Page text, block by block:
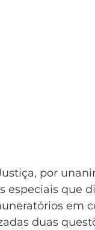
por
especiais que
em
duas